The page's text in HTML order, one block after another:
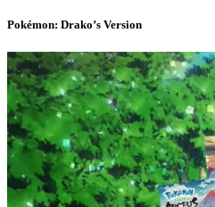
Pokémon: Drako’s Version